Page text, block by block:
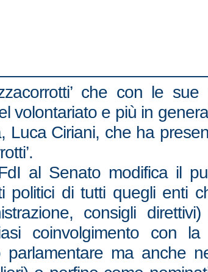
che con le
e più in
Luca Ciriani, che ha
al Senato modifica il
politici di tutti quegli enti
consigli
coinvolgimento con
ma anche